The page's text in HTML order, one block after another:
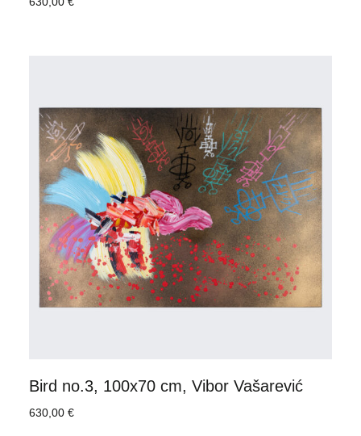
Bird no.3, 100x70 cm, Vibor Vašarević
630,00 €